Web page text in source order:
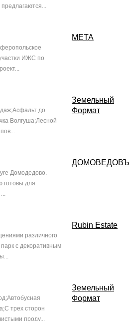
ИЖС по
МЕТА
до
Волгуша;Лесной
Земельный
Формат
Домодедово.
готовы для
ДОМОВЕДОВЪ
различного
с декоративным
Rubin Estate
трех сторон
проду...
Земельный
Формат